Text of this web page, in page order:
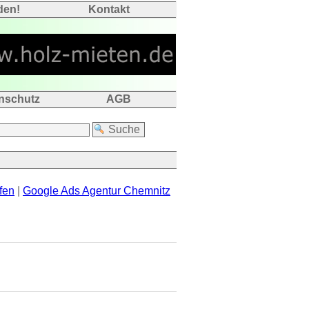
Kontakt
AGB
Google Ads Agentur Chemnitz